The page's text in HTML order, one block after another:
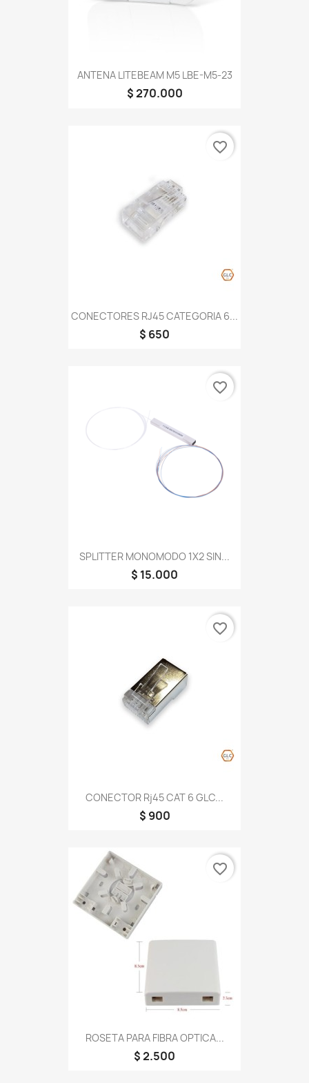
ANTENA LITEBEAM M5 LBE-M5-23
$ 270.000
CONECTORES RJ45 CATEGORIA 6...
$ 650
favorite_border
SPLITTER MONOMODO 1X2 SIN...
$ 15.000
favorite_border
CONECTOR Rj45 CAT 6 GLC...
$ 900
favorite_border
ROSETA PARA FIBRA OPTICA...
$ 2.500
favorite_border